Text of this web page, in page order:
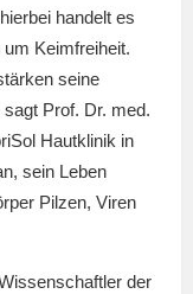
handelt es
Keimfreiheit.
seine
Prof. Dr. med.
Hautklinik in
sein Leben
Pilzen, Viren
der